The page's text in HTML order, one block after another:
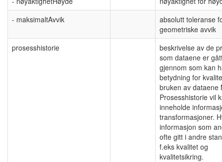
- maksimaltAvvik
absolutt toleranse
geometriske avvik
prosesshistorie
beskrivelse av de
som dataene er
gjennom som kan
betydning for
bruken av dataene
Prosesshistorie vil
inneholde
transformasjoner.
informasjon som
ofte gitt i andre
f.eks kvalitet og
kvalitetsikring.